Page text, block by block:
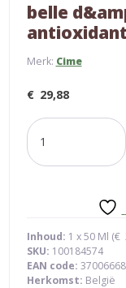
belle
Merk: Cime
€ 29,88
belle
d&amp;#039;amour
antioxidant
Inhoud: 1 x 50 Ml (€
SKU: 100184574
EAN code:
Herkomst: België